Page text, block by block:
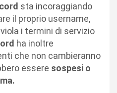
sta incoraggiando
il proprio username,
i termini di servizio
ha inoltre
che non cambieranno
essere sospesi o